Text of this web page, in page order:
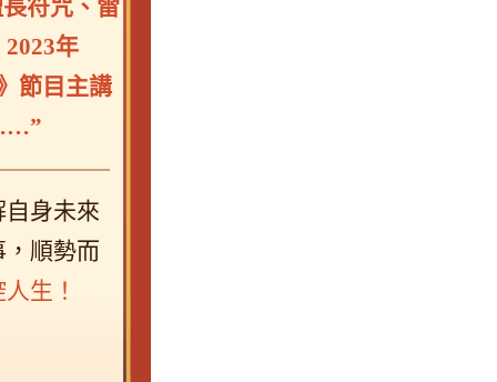
符咒、雷
年
節目主講
身未來
順勢而
生！